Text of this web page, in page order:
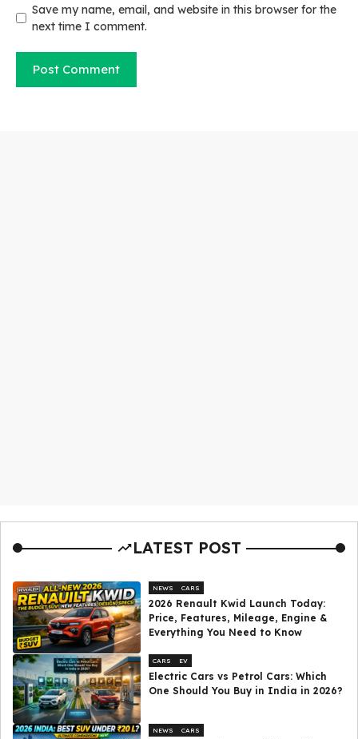
Save my name, email, and website in this browser for the
next time I comment.
LATEST POST
NEWS CARS
2026 Renault Kwid Launch Today:
Price, Features, Mileage, Engine &
Everything You Need to Know
CARS EV
Electric Cars vs Petrol Cars: Which
One Should You Buy in India in 2026?
NEWS CARS